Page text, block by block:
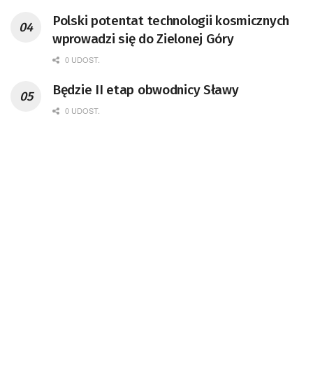
doktor habilitowany nauk fizycznych,
koordynator Rady Sektorowej ds.
Kompetencji Przemysłu Lotniczo-
Badań Kosmicznych i Satelitarnych PAN.
Polski potentat technologii kosmicznych
wprowadzi się do Zielonej Góry
0 UDOST.
Będzie II etap obwodnicy Sławy
0 UDOST.